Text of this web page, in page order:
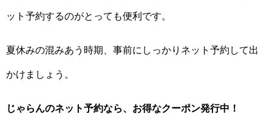
ット予約するのがとっても便利です。
夏休みの混みあう時期、事前にしっかりネット予約して出
かけましょう。
じゃらんのネット予約なら、お得なクーポン発行中！